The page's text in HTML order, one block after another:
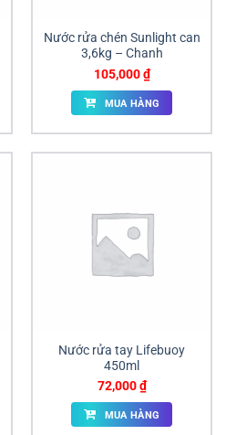
Nước rửa chén Sunlight can
3,6kg – Chanh
105,000₫
MUA HÀNG
Nước rửa tay Lifebuoy
450ml
72,000₫
MUA HÀNG